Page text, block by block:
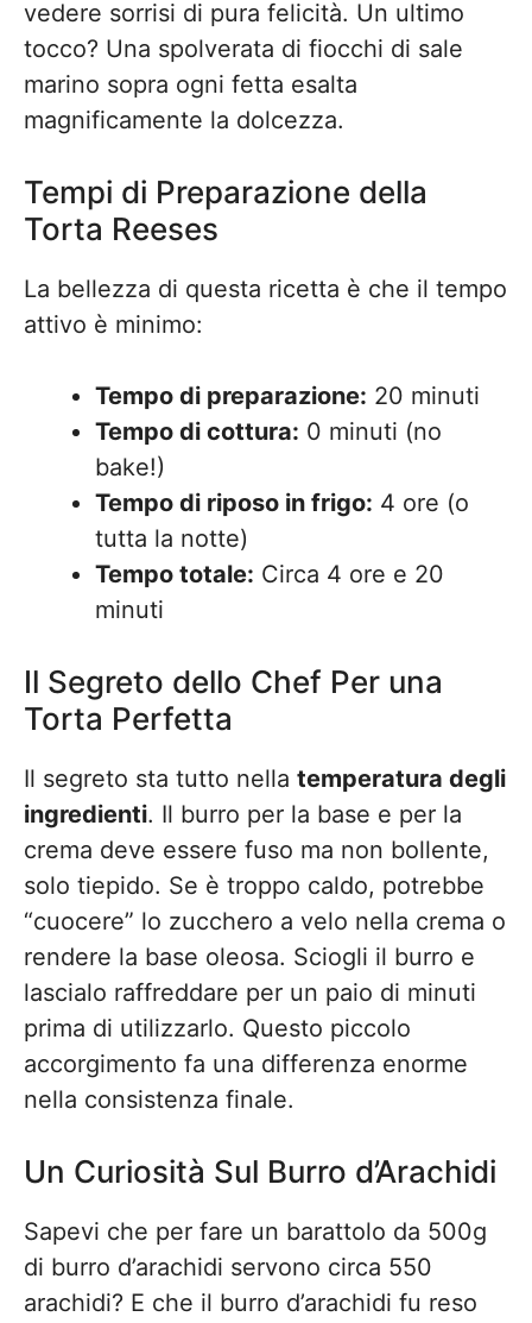
vedere sorrisi di pura felicità. Un ultimo
tocco? Una spolverata di fiocchi di sale
marino sopra ogni fetta esalta
magnificamente la dolcezza.
Tempi di Preparazione della
Torta Reeses
La bellezza di questa ricetta è che il tempo
attivo è minimo:
Tempo di preparazione: 20 minuti
Tempo di cottura: 0 minuti (no
bake!)
Tempo di riposo in frigo: 4 ore (o
tutta la notte)
Tempo totale: Circa 4 ore e 20
minuti
Il Segreto dello Chef Per una
Torta Perfetta
Il segreto sta tutto nella temperatura degli
ingredienti. Il burro per la base e per la
crema deve essere fuso ma non bollente,
solo tiepido. Se è troppo caldo, potrebbe
“cuocere” lo zucchero a velo nella crema o
rendere la base oleosa. Sciogli il burro e
lascialo raffreddare per un paio di minuti
prima di utilizzarlo. Questo piccolo
accorgimento fa una differenza enorme
nella consistenza finale.
Un Curiosità Sul Burro d’Arachidi
Sapevi che per fare un barattolo da 500g
di burro d’arachidi servono circa 550
arachidi? E che il burro d’arachidi fu reso